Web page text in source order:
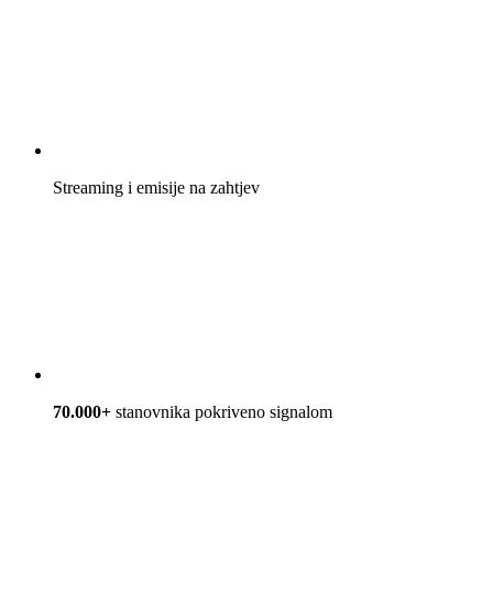
Streaming i emisije na zahtjev
70.000+ stanovnika pokriveno signalom